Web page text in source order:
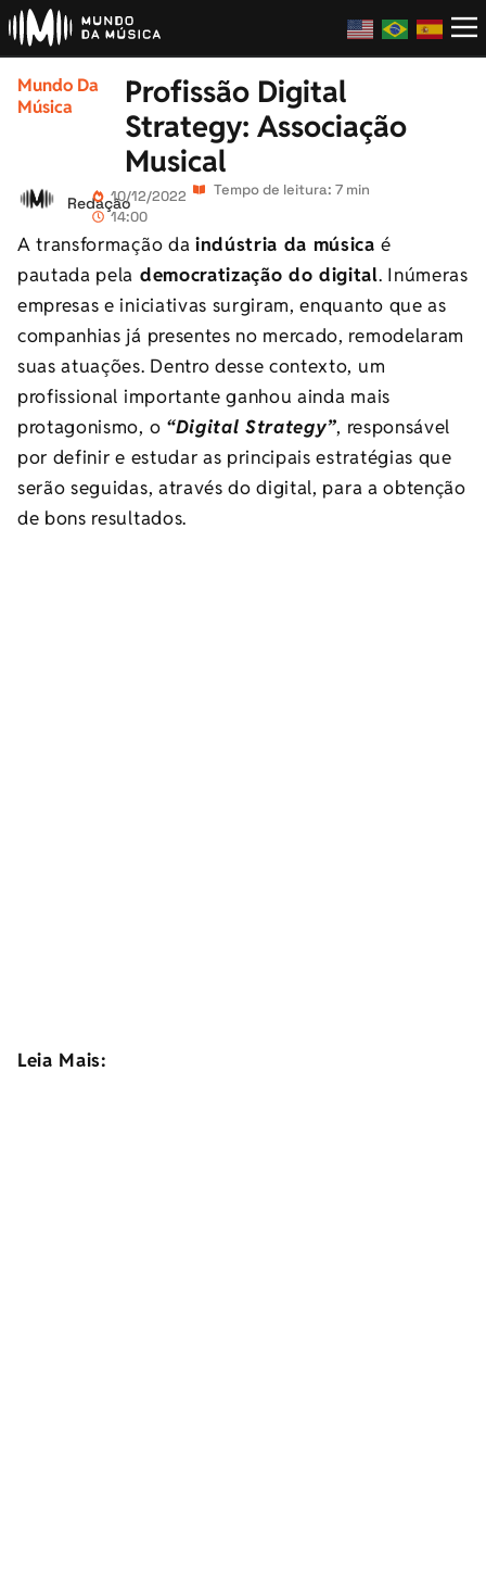
Mundo Da
Música
Profissão Digital
Strategy: Associação
Musical
Redação10/12/2022
14:00
Tempo de leitura: 7 min
A transformação da indústria da música é
pautada pela democratização do digital. Inúmeras
empresas e iniciativas surgiram, enquanto que as
companhias já presentes no mercado, remodelaram
suas atuações. Dentro desse contexto, um
profissional importante ganhou ainda mais
protagonismo, o “Digital Strategy”, responsável
por definir e estudar as principais estratégias que
serão seguidas, através do digital, para a obtenção
de bons resultados.
Leia Mais: